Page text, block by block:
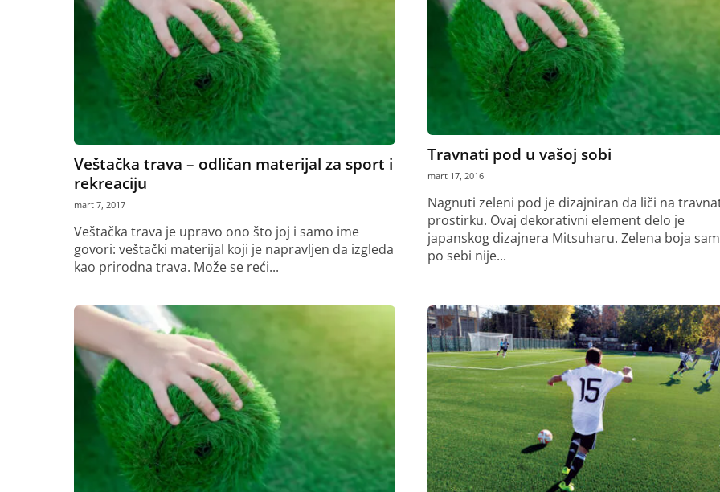
Veštačka trava – odličan materijal za sport i
rekreaciju
mart 7, 2017
Veštačka trava je upravo ono što joj i samo ime
govori: veštački materijal koji je napravljen da izgleda
kao prirodna trava. Može se reći...
Travnati pod u vašoj sobi
mart 17, 2016
Nagnuti zeleni pod je dizajniran da liči na
prostirku. Ovaj dekorativni element delo je
japanskog dizajnera Mitsuharu. Zelena boja
po sebi nije...